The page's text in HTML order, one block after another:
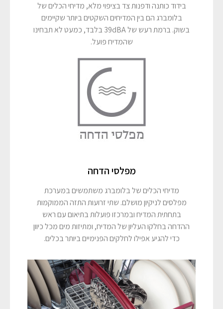
בידוד כותנה ודפנות צד בציפוי מלא, מדיחי הכלים של
בלומברג הם בין המדיחים השקטים ביותר שקיימים
בשוק. ברמת רעש של 39dBA בלבד, כמעט לא תבחינו
שהמדיח פועל.
מפלסי הדחה
מדיחי הכלים של בלומברג משתמשים במערכת
מפלסים לניקיון מושלם. שתי זרועות התזה הממוקמות
בתחתית המדיח ובמרכזו פועלות בתיאום עם ראש
ההדחה בחלקו העליון של המדיח, ומתיזות מים מכל כיוון
כדי להגיע אפילו לחלקים הפנימיים ביותר בכלים.